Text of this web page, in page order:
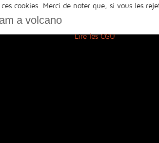
a volcano
cookies. Merci de noter que, si vous les
Lire les CGU